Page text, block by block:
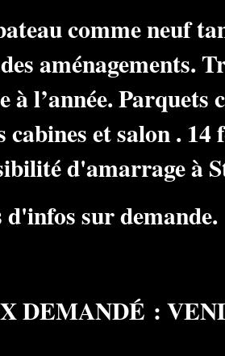
comme neuf
aménagements.
à l’année. Parquets
cabines et salon .
d'amarrage à
d'infos sur demande.
DEMANDÉ :